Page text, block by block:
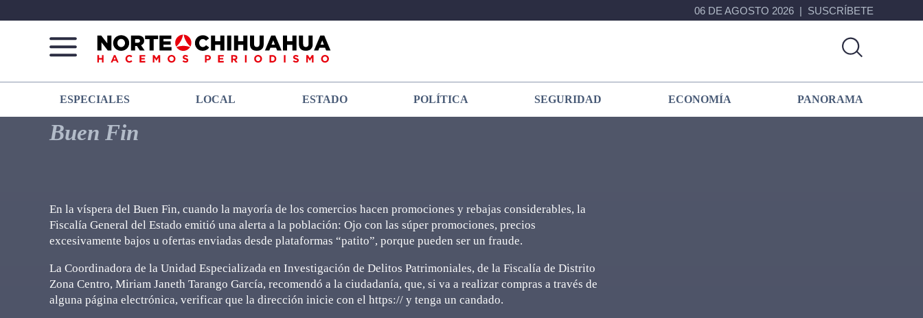
06 DE AGOSTO 2026 SUSCRÍBETE
Norte
De
Chihuahua
Más
que
noticias,
hacemos periodismo
ESPECIALES LOCAL ESTADO POLÍTICA SEGURIDAD ECONOMÍA PANORAMA
Buen Fin
En la víspera del Buen Fin, cuando la mayoría de los comercios hacen promociones y rebajas considerables, la
Fiscalía General del Estado emitió una alerta a la población: Ojo con las súper promociones, precios
excesivamente bajos u ofertas enviadas desde plataformas “patito”, porque pueden ser un fraude.
La Coordinadora de la Unidad Especializada en Investigación de Delitos Patrimoniales, de la Fiscalía de Distrito
Zona Centro, Miriam Janeth Tarango García, recomendó a la ciudadanía, que, si va a realizar compras a través de
alguna página electrónica, verificar que la dirección inicie con el https:// y tenga un candado.